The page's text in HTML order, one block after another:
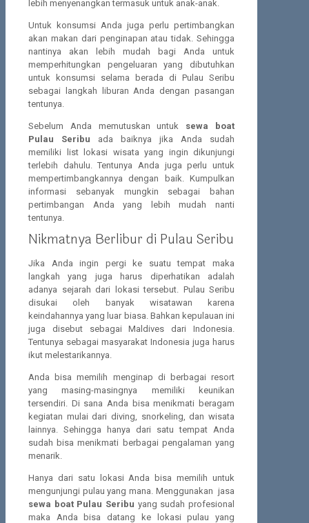
lebih menyenangkan termasuk untuk anak-anak.
Untuk konsumsi Anda juga perlu pertimbangkan
akan makan dari penginapan atau tidak. Sehingga
nantinya akan lebih mudah bagi Anda untuk
memperhitungkan pengeluaran yang dibutuhkan
untuk konsumsi selama berada di Pulau Seribu
sebagai langkah liburan Anda dengan pasangan
tentunya.
Sebelum Anda memutuskan untuk sewa boat
Pulau Seribu ada baiknya jika Anda sudah
memiliki list lokasi wisata yang ingin dikunjungi
terlebih dahulu. Tentunya Anda juga perlu untuk
mempertimbangkannya dengan baik. Kumpulkan
informasi sebanyak mungkin sebagai bahan
pertimbangan Anda yang lebih mudah nanti
tentunya.
Nikmatnya Berlibur di Pulau Seribu
Jika Anda ingin pergi ke suatu tempat maka
langkah yang juga harus diperhatikan adalah
adanya sejarah dari lokasi tersebut. Pulau Seribu
disukai oleh banyak wisatawan karena
keindahannya yang luar biasa. Bahkan kepulauan ini
juga disebut sebagai Maldives dari Indonesia.
Tentunya sebagai masyarakat Indonesia juga harus
ikut melestarikannya.
Anda bisa memilih menginap di berbagai resort
yang masing-masingnya memiliki keunikan
tersendiri. Di sana Anda bisa menikmati beragam
kegiatan mulai dari diving, snorkeling, dan wisata
lainnya. Sehingga hanya dari satu tempat Anda
sudah bisa menikmati berbagai pengalaman yang
menarik.
Hanya dari satu lokasi Anda bisa memilih untuk
mengunjungi pulau yang mana. Menggunakan jasa
sewa boat Pulau Seribu yang sudah profesional
maka Anda bisa datang ke lokasi pulau yang